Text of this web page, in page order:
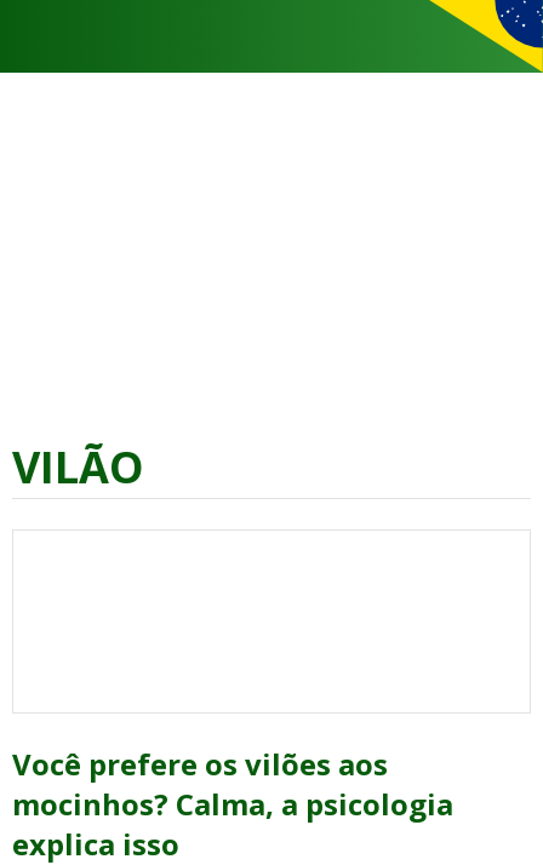
VILÃO
Você prefere os vilões aos
mocinhos? Calma, a psicologia
explica isso